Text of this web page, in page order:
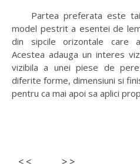
Partea preferata este
model pestrit a esentei de
din sipcile orizontale care
Acestea adauga un interes
vizibila a unei piese de
diferite forme, dimensiuni si
pentru ca mai apoi sa aplici